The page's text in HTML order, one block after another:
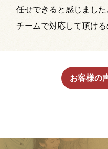
任せできると感じました
チームで対応して頂ける
お客様の